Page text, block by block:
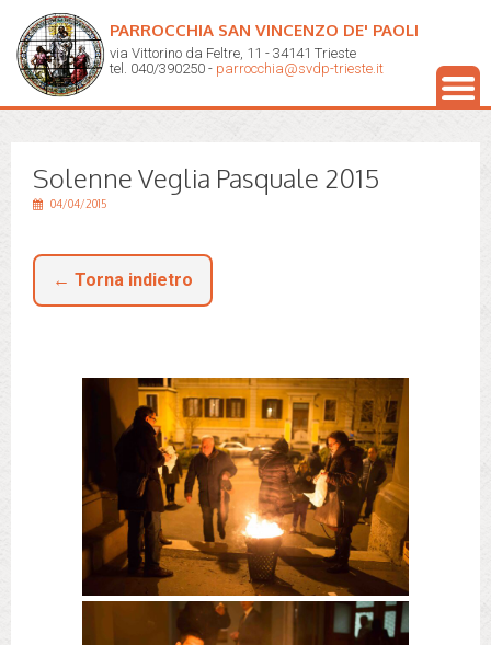
PARROCCHIA SAN VINCENZO DE' PAOLI
via Vittorino da Feltre, 11 - 34141 Trieste
tel. 040/390250 - parrocchia@svdp-trieste.it
Solenne Veglia Pasquale 2015
04/04/2015
← Torna indietro